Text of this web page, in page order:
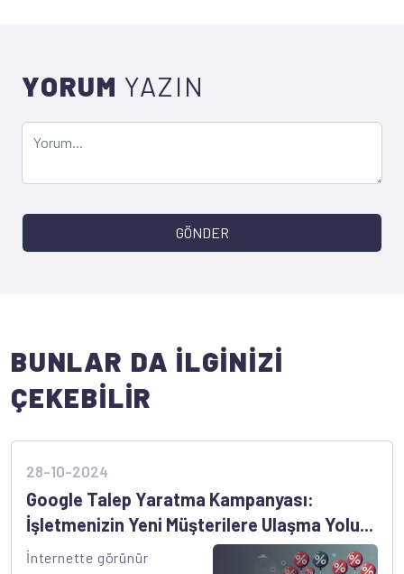
YORUM YAZIN
GÖNDER
BUNLAR DA İLGİNİZİ
ÇEKEBİLİR
28-10-2024
Google Talep Yaratma Kampanyası:
İşletmenizin Yeni Müşterilere Ulaşma Yolu...
İnternette görünür